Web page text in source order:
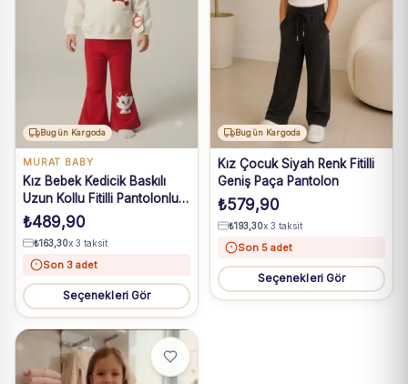
Bugün Kargoda
MURAT BABY
Kız Bebek Kedicik Baskılı
Uzun Kollu Fitilli Pantolonlu
takım
₺489,90
₺163,30x 3 taksit
Son 3 adet
Seçenekleri Gör
Bugün Kargoda
Kız Çocuk Siyah Renk Fitilli
Geniş Paça Pantolon
₺579,90
₺193,30x 3 taksit
Son 5 adet
Seçenekleri Gör